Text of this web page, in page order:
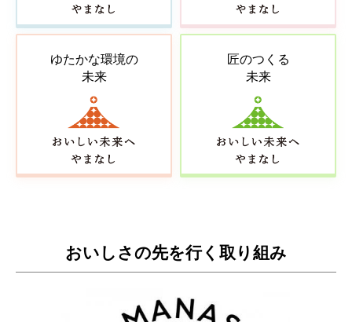
ゆたかな環境の
未来
匠のつくる
未来
おいしさの先を行く取り組み